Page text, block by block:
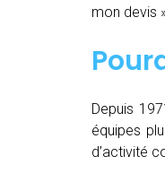
mon devis
Depuis
équipes
d’activité